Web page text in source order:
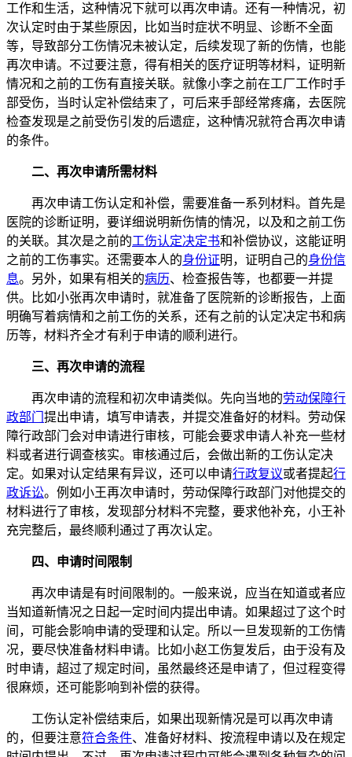
工作和生活，这种情况下就可以再次申请。还有一种情况，初
次认定时由于某些原因，比如当时症状不明显、诊断不全面
等，导致部分工伤情况未被认定，后续发现了新的伤情，也能
再次申请。不过要注意，得有相关的医疗证明等材料，证明新
情况和之前的工伤有直接关联。就像小李之前在工厂工作时手
部受伤，当时认定补偿结束了，可后来手部经常疼痛，去医院
检查发现是之前受伤引发的后遗症，这种情况就符合再次申请
的条件。
二、再次申请所需材料
再次申请工伤认定和补偿，需要准备一系列材料。首先是
医院的诊断证明，要详细说明新伤情的情况，以及和之前工伤
的关联。其次是之前的工伤认定决定书和补偿协议，这能证明
之前的工伤事实。还需要本人的身份证明，证明自己的身份信
息。另外，如果有相关的病历、检查报告等，也都要一并提
供。比如小张再次申请时，就准备了医院新的诊断报告，上面
明确写着病情和之前工伤的关系，还有之前的认定决定书和病
历等，材料齐全才有利于申请的顺利进行。
三、再次申请的流程
再次申请的流程和初次申请类似。先向当地的劳动保障行
政部门 提出申请，填写申请表，并提交准备好的材料。劳动保
障行政部门会对申请进行审核，可能会要求申请人补充一些材
料或者进行调查核实。审核通过后，会做出新的工伤认定决
定。如果对认定结果有异议，还可以申请行政复议或者提起行
政诉讼。例如小王再次申请时，劳动保障行政部门对他提交的
材料进行了审核，发现部分材料不完整，要求他补充，小王补
充完整后，最终顺利通过了再次认定。
四、申请时间限制
再次申请是有时间限制的。一般来说，应当在知道或者应
当知道新情况之日起一定时间内提出申请。如果超过了这个时
间，可能会影响申请的受理和认定。所以一旦发现新的工伤情
况，要尽快准备材料申请。比如小赵工伤复发后，由于没有及
时申请，超过了规定时间，虽然最终还是申请了，但过程变得
很麻烦，还可能影响到补偿的获得。
工伤认定补偿结束后，如果出现新情况是可以再次申请
的，但要注意符合条件、准备好材料、按流程申请以及在规定